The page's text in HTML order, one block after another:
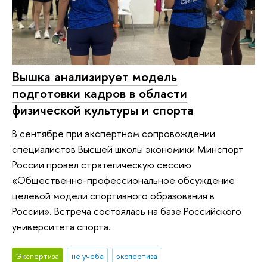
Вышка анализирует модель
подготовки кадров в области
физической культуры и спорта
В сентябре при экспертном сопровождении
специалистов Высшей школы экономики Минспорт
России провел стратегическую сессию
«Общественно-профессиональное обсуждение
целевой модели спортивного образования в
России». Встреча состоялась на базе Российского
университета спорта.
Экспертиза не учеба
экспертиза